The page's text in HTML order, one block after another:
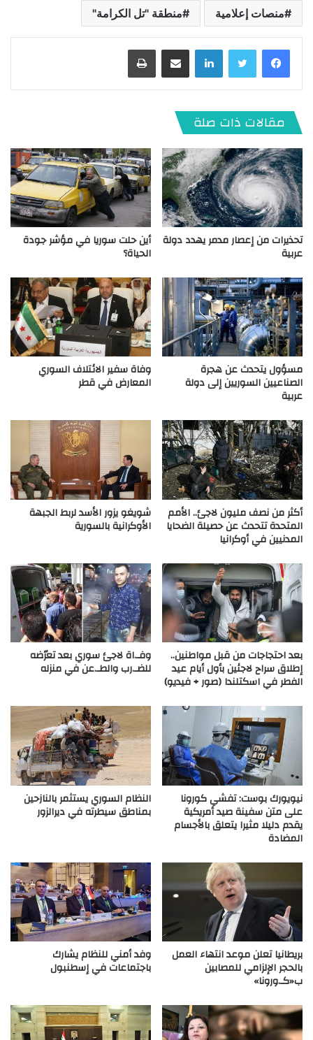
منصات إعلامية منطقة "تل الكرامة"
لينكدإن
مقالات ذات صلة
تحذيرات من إعصار مدمر يهدد دولة
عربية
أين حلت سوريا في مؤشر جودة
الحياة؟
مسؤول يتحدث عن هجرة
الصناعيين السوريين إلى دولة
عربية
وفاة سفير الائتلاف السوري
المعارض في قطر
أكثر من نصف مليون لاجئ.. الأمم
المتحدة تتحدث عن حصيلة الضحايا
المدنيين في أوكرانيا
شويغو يزور الأسد لربط الجبهة
الأوكرانية بالسورية
بعد احتجاجات من قبل مواطنين..
إطلاق سراح لاجئين بأول أيام عيد
الفطر في اسكتلندا (صور + فيديو)
وفـ.اة لاجئ سوري بعد تعرّضه
للضـ.رب والطـ.عن في منزله
نيويورك بوست: تفشي كورونا
على متن سفينة صيد أمريكية
يقدم دليلا مثيرا يتعلق بالأجسام
المضادة
النظام السوري يستثمر بالنازحين
بمناطق سيطرته في ديرالزور
بريطانيا تعلن موعد انتهاء العمل
بالحجر الإلزامي للمصابين
ب«كـ.ورونا»
وفد أمني للنظام يشارك
باجتماعات في إسطنبول